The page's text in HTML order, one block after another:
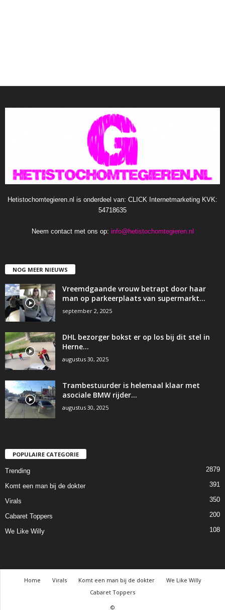
Hetistochomtegieren.nl is onderdeel van: CLICK Internetmarketing KVK:
54718635
Neem contact met ons op: info@hetistochomtegieren.nl
NOG MEER NIEUWS
Vreemdgaande vrouw betrapt door haar
man op parkeerplaats van supermarkt…
september 2, 2025
DHL bezorger bokst er op los bij dit stel in
Herne…
augustus 30, 2025
Trambestuurder is helemaal klaar met
asociale BMW rijder…
augustus 30, 2025
POPULAIRE CATEGORIE
Trending 2879
Komt een man bij de dokter 391
Virals 350
Cabaret Toppers 200
We Like Willy 108
Home Virals Komt een man bij de dokter
We Like Willy
Cabaret Toppers
©